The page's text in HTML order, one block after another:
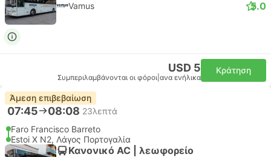
Vamus 5.0
USD 5
Συμπεριλαμβάνονται οι φόροι ανα ενήλικα
Κράτηση
Άμεση επιβεβαίωση
07:45 08:08 23λεπτά
Faro Francisco Barreto
Estoi X N2, Λάγος Πορτογαλία
Κανονικό AC | λεωφορείο